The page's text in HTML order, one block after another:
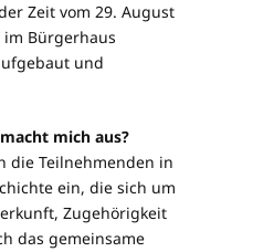
Zeit vom 29. August
im Bürgerhaus
und
mich aus?
die Teilnehmenden in
ein, die sich um
Zugehörigkeit
das gemeinsame